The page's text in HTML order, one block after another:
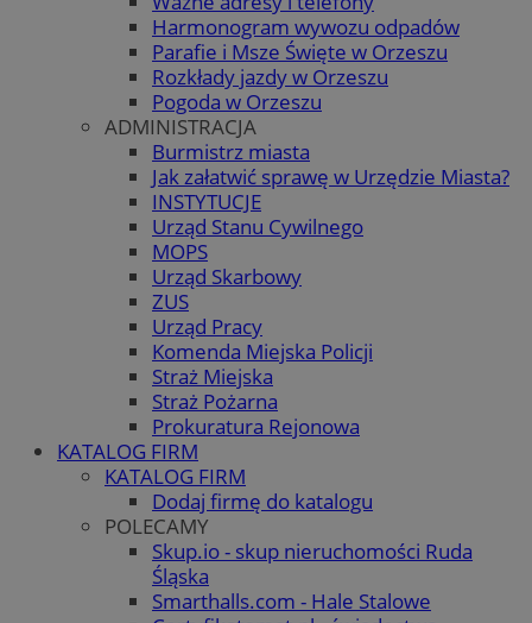
Harmonogram wywozu odpadów
Parafie i Msze Święte w Orzeszu
Rozkłady jazdy w Orzeszu
Pogoda w Orzeszu
ADMINISTRACJA
Burmistrz miasta
Jak załatwić sprawę w Urzędzie Miasta?
INSTYTUCJE
Urząd Stanu Cywilnego
MOPS
Urząd Skarbowy
ZUS
Urząd Pracy
Komenda Miejska Policji
Straż Miejska
Straż Pożarna
Prokuratura Rejonowa
KATALOG FIRM
KATALOG FIRM
Dodaj firmę do katalogu
POLECAMY
Skup.io - skup nieruchomości Ruda
Śląska
Smarthalls.com - Hale Stalowe